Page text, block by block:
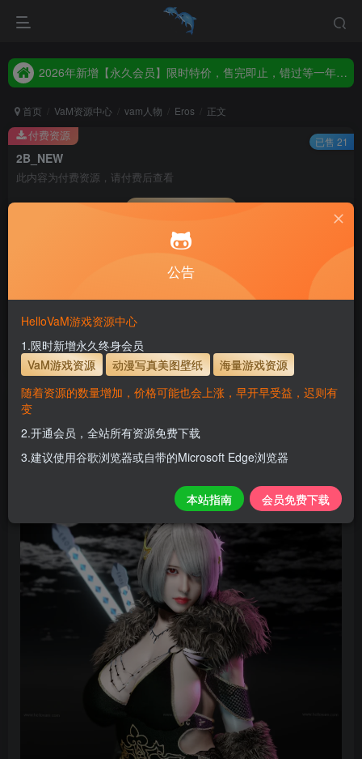
2026年新增【永久会员】限时特价，售完即止，错过等一年！！！
2026年新增【永久会员】限时特价，售完即止，错过等一年！！！
首页 VaM资源中心 vam人物 Eros 正文
2B_NEW
此内容为付费资源，请付费后查看
您暂无购买权限，请先开通会员
主流网盘——高速下载
支付页面打不开或支付后不跳转请联系QQ：3317425885
付费资源 已售 21
2B_NEW
2个月前更新
关注
0 151 10
公告
HelloVaM游戏资源中心
1.限时新增永久终身会员
VaM游戏资源
动漫写真美图壁纸
海量游戏资源
随着资源的数量增加，价格可能也会上涨，早开早受益，迟则有
变
2.开通会员，全站所有资源免费下载
3.建议使用谷歌浏览器或自带的Microsoft Edge浏览器
本站指南 会员免费下载